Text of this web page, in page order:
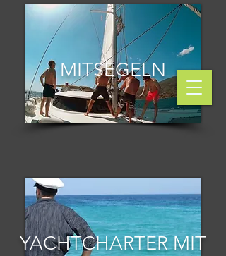
MITSEGELN
YACHTCHARTER MIT